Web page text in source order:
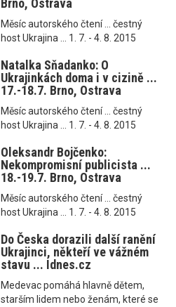
Brno, Ostrava
Měsíc autorského čtení ... čestný
host Ukrajina ... 1. 7. - 4. 8. 2015
Natalka Sňadanko: O
Ukrajinkách doma i v cizině ...
17.-18.7. Brno, Ostrava
Měsíc autorského čtení ... čestný
host Ukrajina ... 1. 7. - 4. 8. 2015
Oleksandr Bojčenko:
Nekompromisní publicista ...
18.-19.7. Brno, Ostrava
Měsíc autorského čtení ... čestný
host Ukrajina ... 1. 7. - 4. 8. 2015
Do Česka dorazili další ranění
Ukrajinci, někteří ve vážném
stavu ... Idnes.cz
Medevac pomáhá hlavně dětem,
starším lidem nebo ženám, které se